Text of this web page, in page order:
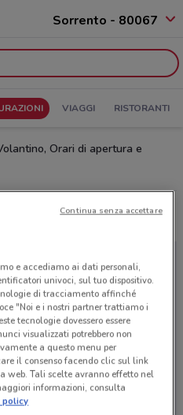
Sorrento - 80067
VIAGGI RISTORANTI
Orari di apertura e
Ultime offerte del volantino Vittoria Assicurazioni
e accediamo ai dati personali,
univoci, sul tuo dispositivo.
di tracciamento affinché
"Noi e i nostri partner trattiamo i
tecnologie dovessero essere
visualizzati potrebbero non
a questo menu per
il consenso facendo clic sul link
web. Tali scelte avranno effetto nel
informazioni, consulta
policy
Continua senza accettare